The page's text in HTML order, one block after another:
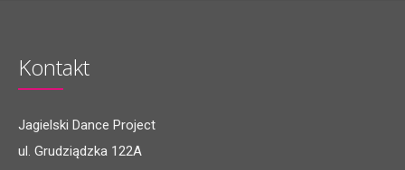
Kontakt
Jagielski Dance Project
ul. Grudziądzka 122A